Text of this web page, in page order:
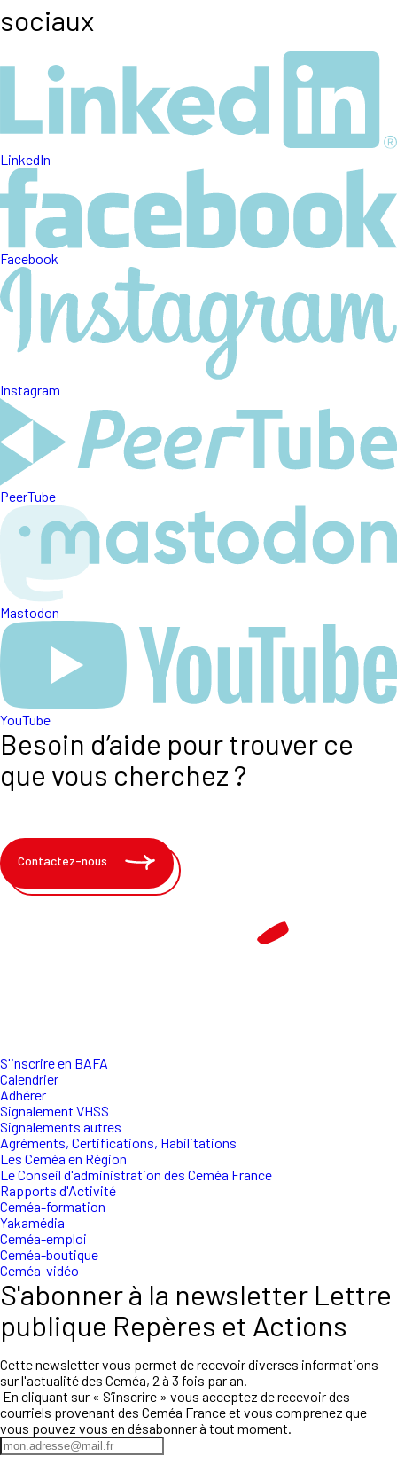
sociaux
LinkedIn
Facebook
Instagram
PeerTube
Mastodon
YouTube
Besoin d’aide pour trouver ce
que vous cherchez ?
Contactez-nous
S'inscrire en BAFA
Calendrier
Adhérer
Signalement VHSS
Signalements autres
Agréments, Certifications, Habilitations
Les Ceméa en Région
Le Conseil d'administration des Ceméa France
Rapports d'Activité
Ceméa-formation
Yakamédia
Ceméa-emploi
Ceméa-boutique
Ceméa-vidéo
S'abonner à la newsletter Lettre
publique Repères et Actions
Cette newsletter vous permet de recevoir diverses informations
sur l'actualité des Ceméa, 2 à 3 fois par an.
En cliquant sur « S’inscrire » vous acceptez de recevoir des
courriels provenant des Ceméa France et vous comprenez que
vous pouvez vous en désabonner à tout moment.